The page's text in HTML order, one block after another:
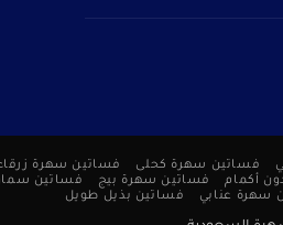
فساتين سهرة كحلى فساتين سهرة
أكمام فساتين سهرة بيج فساتين
سهرة عنابي فساتين بذيل طويل